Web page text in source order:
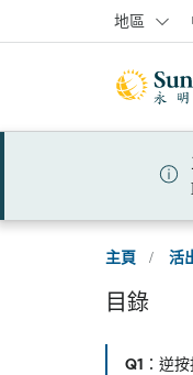
跳到登入頁面
跳到主要內容
跳到頁腳
地區
主頁 / 活
目錄
Q1：逆